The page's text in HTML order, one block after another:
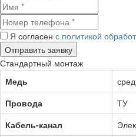
Я согласен с политикой
Стандартный монтаж
Медь
Провода
ТУ
Кабель-канал